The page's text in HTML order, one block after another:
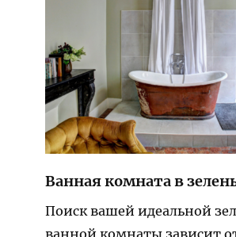
Ванная комната в
Поиск вашей идеальной
ванной комнаты зависит